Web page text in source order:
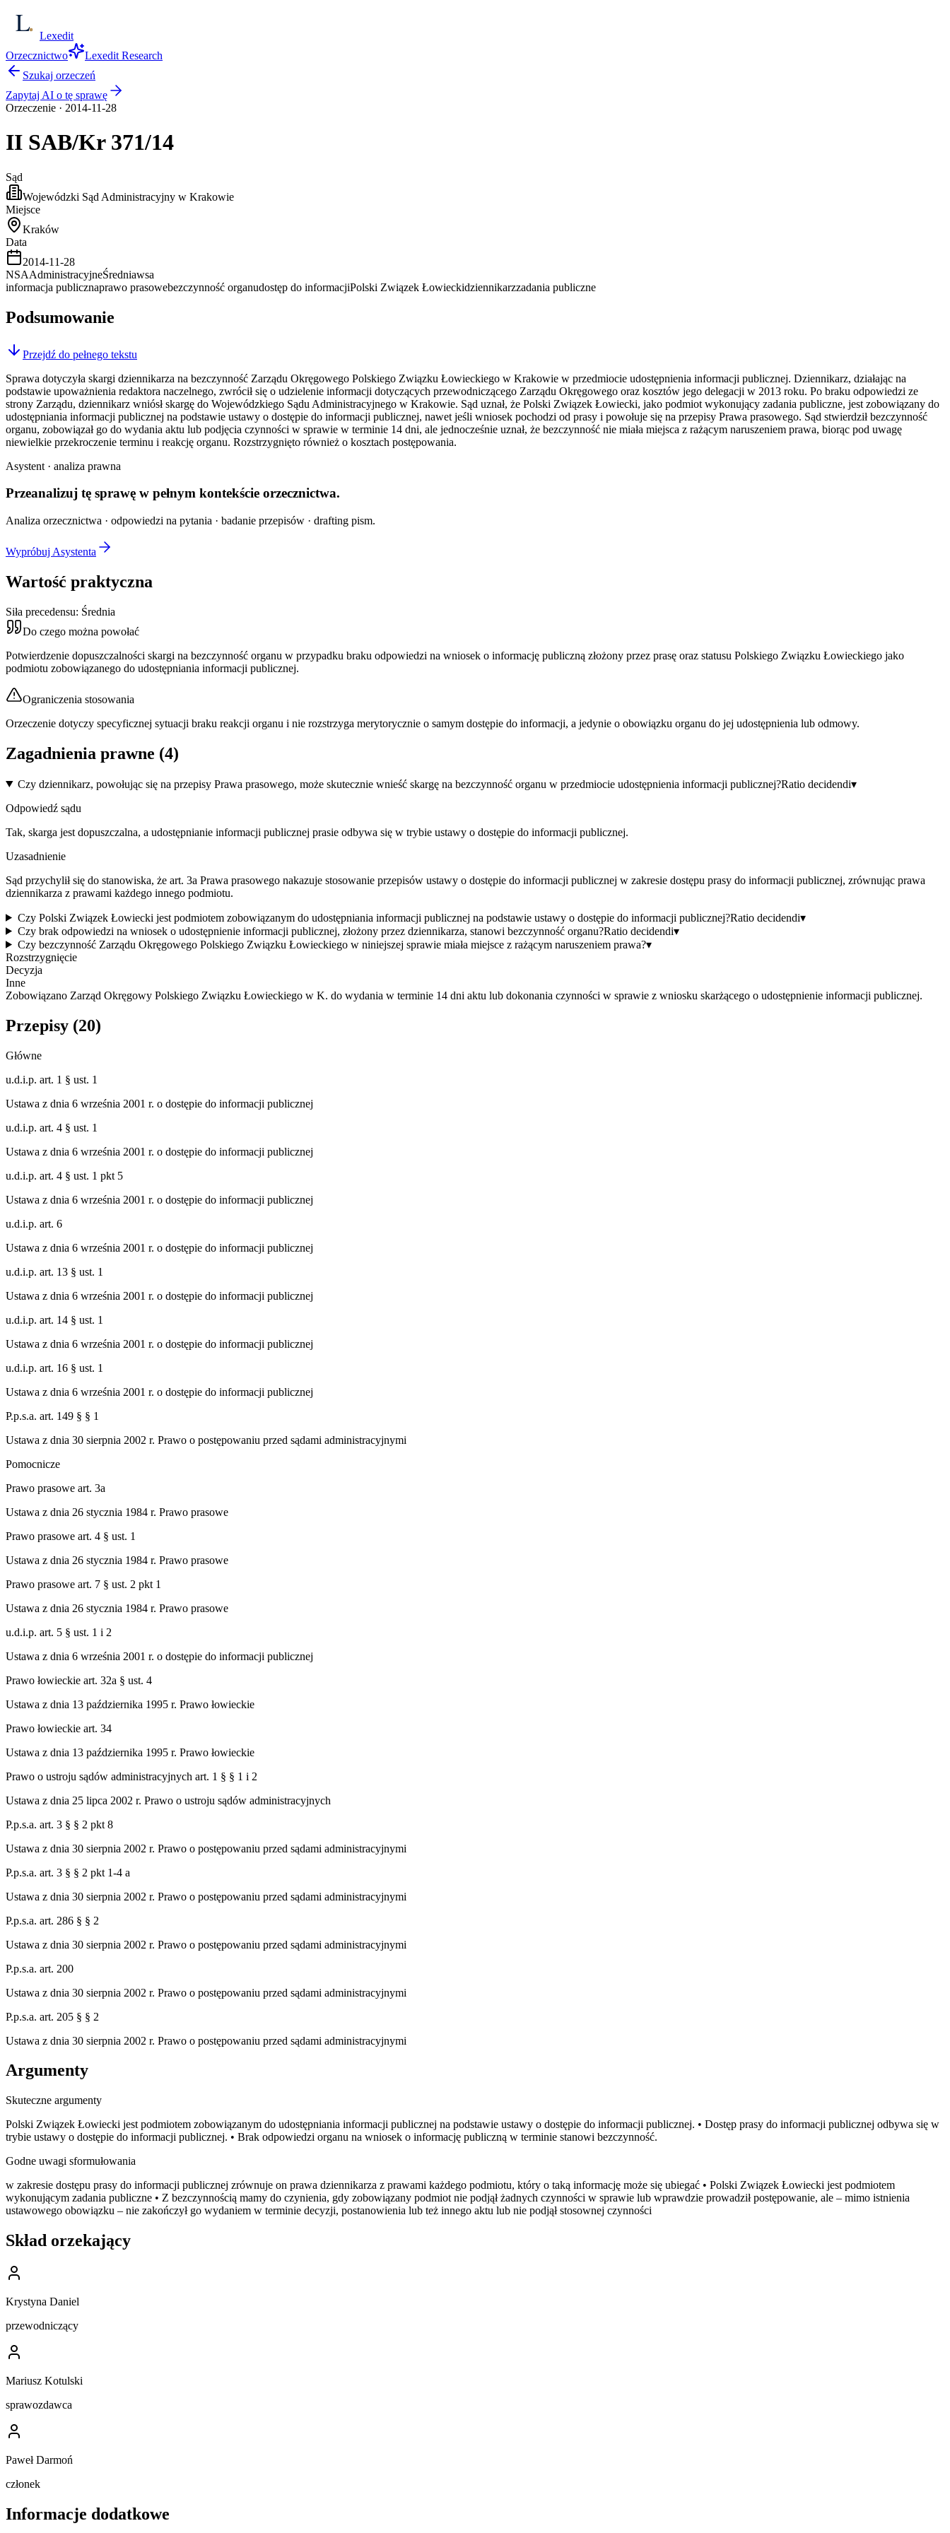
Lexedit
Orzecznictwo
Lexedit Research
Szukaj orzeczeń
Zapytaj AI o tę sprawę
Orzeczenie · 2014-11-28
II SAB/Kr 371/14
Sąd
Wojewódzki Sąd Administracyjny w Krakowie
Miejsce
Kraków
Data
2014-11-28
NSAAdministracyjneŚredniawsa
informacja publicznaprawo prasowebezczynność organudostęp do informacjiPolski Związek Łowieckidziennikarzzadania publiczne
Podsumowanie
Przejdź do pełnego tekstu
Sprawa dotyczyła skargi dziennikarza na bezczynność Zarządu Okręgowego Polskiego Związku Łowieckiego w Krakowie w przedmiocie udostępnienia informacji publicznej. Dziennikarz, działając na
podstawie upoważnienia redaktora naczelnego, zwrócił się o udzielenie informacji dotyczących przewodniczącego Zarządu Okręgowego oraz kosztów jego delegacji w 2013 roku. Po braku odpowiedzi ze
strony Zarządu, dziennikarz wniósł skargę do Wojewódzkiego Sądu Administracyjnego w Krakowie. Sąd uznał, że Polski Związek Łowiecki, jako podmiot wykonujący zadania publiczne, jest zobowiązany do
udostępniania informacji publicznej na podstawie ustawy o dostępie do informacji publicznej, nawet jeśli wniosek pochodzi od prasy i powołuje się na przepisy Prawa prasowego. Sąd stwierdził bezczynność
organu, zobowiązał go do wydania aktu lub podjęcia czynności w sprawie w terminie 14 dni, ale jednocześnie uznał, że bezczynność nie miała miejsca z rażącym naruszeniem prawa, biorąc pod uwagę
niewielkie przekroczenie terminu i reakcję organu. Rozstrzygnięto również o kosztach postępowania.
Asystent · analiza prawna
Przeanalizuj tę sprawę w pełnym kontekście orzecznictwa.
Analiza orzecznictwa · odpowiedzi na pytania · badanie przepisów · drafting pism.
Wypróbuj Asystenta
Wartość praktyczna
Siła precedensu: Średnia
Do czego można powołać
Potwierdzenie dopuszczalności skargi na bezczynność organu w przypadku braku odpowiedzi na wniosek o informację publiczną złożony przez prasę oraz statusu Polskiego Związku Łowieckiego jako
podmiotu zobowiązanego do udostępniania informacji publicznej.
Ograniczenia stosowania
Orzeczenie dotyczy specyficznej sytuacji braku reakcji organu i nie rozstrzyga merytorycznie o samym dostępie do informacji, a jedynie o obowiązku organu do jej udostępnienia lub odmowy.
Zagadnienia prawne (4)
Czy dziennikarz, powołując się na przepisy Prawa prasowego, może skutecznie wnieść skargę na bezczynność organu w przedmiocie udostępnienia informacji publicznej?Ratio decidendi▾
Odpowiedź sądu
Tak, skarga jest dopuszczalna, a udostępnianie informacji publicznej prasie odbywa się w trybie ustawy o dostępie do informacji publicznej.
Uzasadnienie
Sąd przychylił się do stanowiska, że art. 3a Prawa prasowego nakazuje stosowanie przepisów ustawy o dostępie do informacji publicznej w zakresie dostępu prasy do informacji publicznej, zrównując prawa
dziennikarza z prawami każdego innego podmiotu.
Czy Polski Związek Łowiecki jest podmiotem zobowiązanym do udostępniania informacji publicznej na podstawie ustawy o dostępie do informacji publicznej?Ratio decidendi▾
Czy brak odpowiedzi na wniosek o udostępnienie informacji publicznej, złożony przez dziennikarza, stanowi bezczynność organu?Ratio decidendi▾
Czy bezczynność Zarządu Okręgowego Polskiego Związku Łowieckiego w niniejszej sprawie miała miejsce z rażącym naruszeniem prawa?▾
Rozstrzygnięcie
Decyzja
Inne
Zobowiązano Zarząd Okręgowy Polskiego Związku Łowieckiego w K. do wydania w terminie 14 dni aktu lub dokonania czynności w sprawie z wniosku skarżącego o udostępnienie informacji publicznej.
Przepisy (20)
Główne
u.d.i.p. art. 1 § ust. 1
Ustawa z dnia 6 września 2001 r. o dostępie do informacji publicznej
u.d.i.p. art. 4 § ust. 1
Ustawa z dnia 6 września 2001 r. o dostępie do informacji publicznej
u.d.i.p. art. 4 § ust. 1 pkt 5
Ustawa z dnia 6 września 2001 r. o dostępie do informacji publicznej
u.d.i.p. art. 6
Ustawa z dnia 6 września 2001 r. o dostępie do informacji publicznej
u.d.i.p. art. 13 § ust. 1
Ustawa z dnia 6 września 2001 r. o dostępie do informacji publicznej
u.d.i.p. art. 14 § ust. 1
Ustawa z dnia 6 września 2001 r. o dostępie do informacji publicznej
u.d.i.p. art. 16 § ust. 1
Ustawa z dnia 6 września 2001 r. o dostępie do informacji publicznej
P.p.s.a. art. 149 § § 1
Ustawa z dnia 30 sierpnia 2002 r. Prawo o postępowaniu przed sądami administracyjnymi
Pomocnicze
Prawo prasowe art. 3a
Ustawa z dnia 26 stycznia 1984 r. Prawo prasowe
Prawo prasowe art. 4 § ust. 1
Ustawa z dnia 26 stycznia 1984 r. Prawo prasowe
Prawo prasowe art. 7 § ust. 2 pkt 1
Ustawa z dnia 26 stycznia 1984 r. Prawo prasowe
u.d.i.p. art. 5 § ust. 1 i 2
Ustawa z dnia 6 września 2001 r. o dostępie do informacji publicznej
Prawo łowieckie art. 32a § ust. 4
Ustawa z dnia 13 października 1995 r. Prawo łowieckie
Prawo łowieckie art. 34
Ustawa z dnia 13 października 1995 r. Prawo łowieckie
Prawo o ustroju sądów administracyjnych art. 1 § § 1 i 2
Ustawa z dnia 25 lipca 2002 r. Prawo o ustroju sądów administracyjnych
P.p.s.a. art. 3 § § 2 pkt 8
Ustawa z dnia 30 sierpnia 2002 r. Prawo o postępowaniu przed sądami administracyjnymi
P.p.s.a. art. 3 § § 2 pkt 1-4 a
Ustawa z dnia 30 sierpnia 2002 r. Prawo o postępowaniu przed sądami administracyjnymi
P.p.s.a. art. 286 § § 2
Ustawa z dnia 30 sierpnia 2002 r. Prawo o postępowaniu przed sądami administracyjnymi
P.p.s.a. art. 200
Ustawa z dnia 30 sierpnia 2002 r. Prawo o postępowaniu przed sądami administracyjnymi
P.p.s.a. art. 205 § § 2
Ustawa z dnia 30 sierpnia 2002 r. Prawo o postępowaniu przed sądami administracyjnymi
Argumenty
Skuteczne argumenty
Polski Związek Łowiecki jest podmiotem zobowiązanym do udostępniania informacji publicznej na podstawie ustawy o dostępie do informacji publicznej. • Dostęp prasy do informacji publicznej odbywa się w
trybie ustawy o dostępie do informacji publicznej. • Brak odpowiedzi organu na wniosek o informację publiczną w terminie stanowi bezczynność.
Godne uwagi sformułowania
w zakresie dostępu prasy do informacji publicznej zrównuje on prawa dziennikarza z prawami każdego podmiotu, który o taką informację może się ubiegać • Polski Związek Łowiecki jest podmiotem
wykonującym zadania publiczne • Z bezczynnością mamy do czynienia, gdy zobowiązany podmiot nie podjął żadnych czynności w sprawie lub wprawdzie prowadził postępowanie, ale – mimo istnienia
ustawowego obowiązku – nie zakończył go wydaniem w terminie decyzji, postanowienia lub też innego aktu lub nie podjął stosownej czynności
Skład orzekający
Krystyna Daniel
przewodniczący
Mariusz Kotulski
sprawozdawca
Paweł Darmoń
członek
Informacje dodatkowe